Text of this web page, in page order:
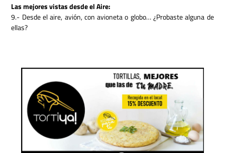
Las mejores vistas desde el Aire:
9.- Desde el aire, avión, con avioneta o globo… ¿Probaste alguna de
ellas?